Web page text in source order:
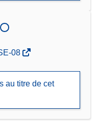
08
au titre de cet